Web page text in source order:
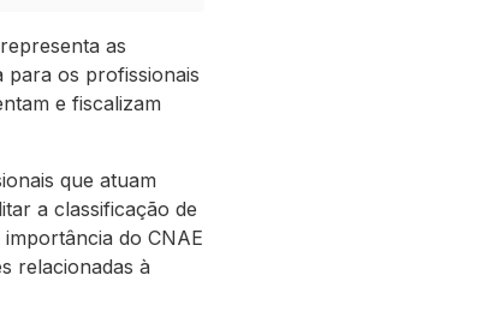
as
para os profissionais
e fiscalizam
que atuam
a classificação de
do CNAE
relacionadas à